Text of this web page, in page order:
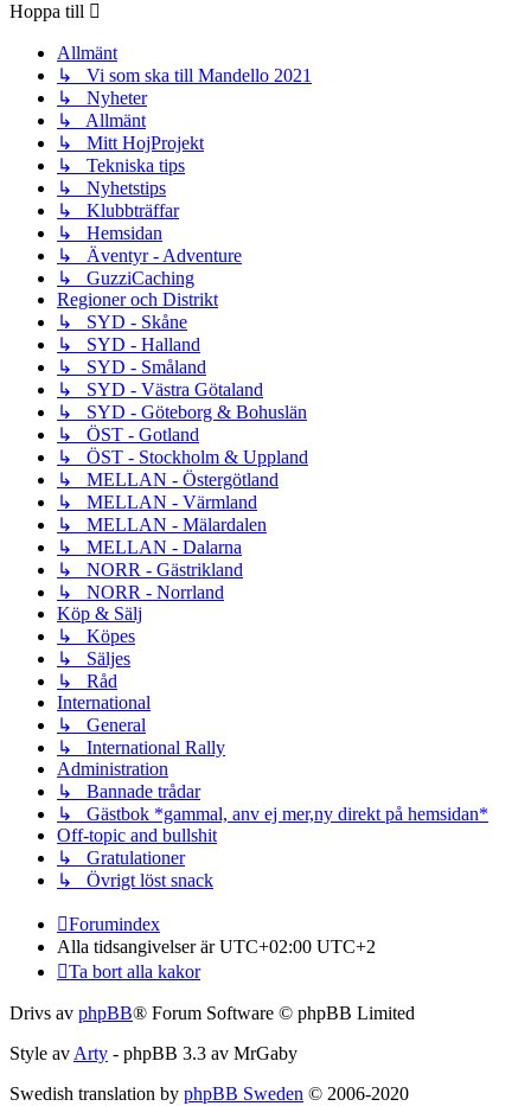
Hoppa till
Allmänt
↳ Vi som ska till Mandello 2021
↳ Nyheter
↳ Allmänt
↳ Mitt HojProjekt
↳ Tekniska tips
↳ Nyhetstips
↳ Klubbträffar
↳ Hemsidan
↳ Äventyr - Adventure
↳ GuzziCaching
Regioner och Distrikt
↳ SYD - Skåne
↳ SYD - Halland
↳ SYD - Småland
↳ SYD - Västra Götaland
↳ SYD - Göteborg & Bohuslän
↳ ÖST - Gotland
↳ ÖST - Stockholm & Uppland
↳ MELLAN - Östergötland
↳ MELLAN - Värmland
↳ MELLAN - Mälardalen
↳ MELLAN - Dalarna
↳ NORR - Gästrikland
↳ NORR - Norrland
Köp & Sälj
↳ Köpes
↳ Säljes
↳ Råd
International
↳ General
↳ International Rally
Administration
↳ Bannade trådar
↳ Gästbok *gammal, anv ej mer,ny direkt på hemsidan*
Off-topic and bullshit
↳ Gratulationer
↳ Övrigt löst snack
Forumindex
Alla tidsangivelser är UTC+02:00 UTC+2
Ta bort alla kakor
Drivs av phpBB® Forum Software © phpBB Limited
Style avArty - phpBB 3.3 av MrGaby
Swedish translation by phpBB Sweden © 2006-2020